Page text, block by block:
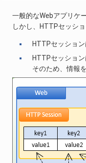
一般的なWebアプリケ
しかし、HTTPセッシ
HTTPセッショ
HTTPセッショ
そのため、情報